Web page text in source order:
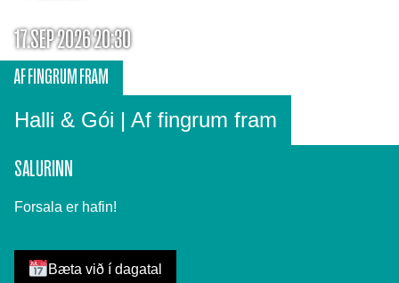
17.SEP 2026 20:30
Halli & Gói | Af fingrum fram
AF FINGRUM FRAM
SALURINN
Forsala er hafin!
Bæta við í dagatal